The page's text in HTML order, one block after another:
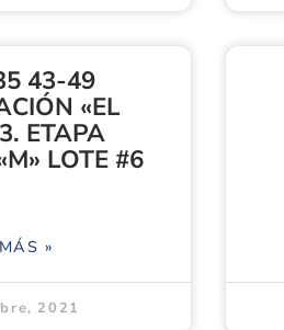
43-49
«EL
ETAPA
LOTE #6
»
2021